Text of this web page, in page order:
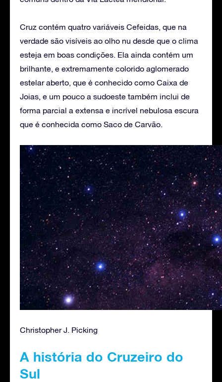
Cruz contém quatro variáveis Cefeidas, que na
verdade são visíveis ao olho nu desde que o clima
esteja em boas condições. Ela ainda contém um
brilhante, e extremamente colorido aglomerado
estelar aberto, que é conhecido como Caixa de
Joias, e um pouco a sudoeste também inclui de
forma parcial a extensa e incrível nebulosa escura
que é conhecida como Saco de Carvão.
Christopher J. Picking
A história do Cruzeiro do
Sul